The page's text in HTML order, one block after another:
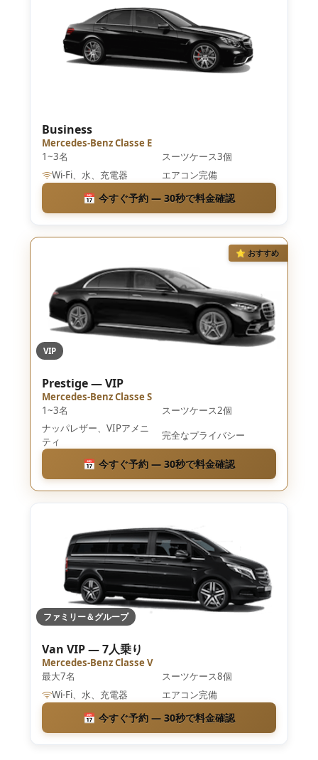
Business
Mercedes-Benz Classe E
1~3名
スーツケース3個
Wi-Fi、水、充電器
エアコン完備
📅 今すぐ予約 — 30秒で料金確認
⭐ おすすめ
VIP
Prestige — VIP
Mercedes-Benz Classe S
1~3名
スーツケース2個
ナッパレザー、VIPアメニ
ティ
完全なプライバシー
📅 今すぐ予約 — 30秒で料金確認
ファミリー＆グループ
Van VIP — 7人乗り
Mercedes-Benz Classe V
最大7名
スーツケース8個
Wi-Fi、水、充電器
エアコン完備
📅 今すぐ予約 — 30秒で料金確認